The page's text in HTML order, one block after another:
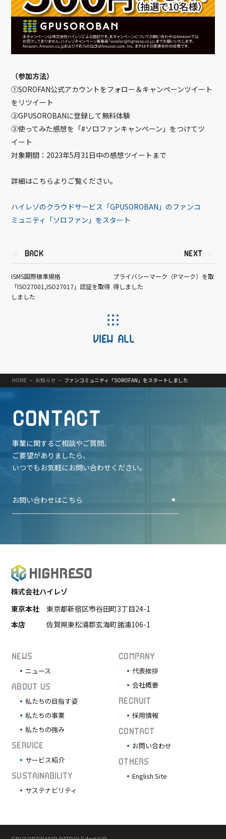
（参加方法）
①SOROFAN公式アカウントをフォロー＆キャンペーンツイート
をリツイート
②GPUSOROBANに登録して無料体験
③使ってみた感想を「#ソロファンキャンペーン」をつけてツ
イート
対象期間：2023年5月31日中の感想ツイートまで
詳細はこちらよりご覧ください。
ハイレゾのクラウドサービス「GPUSOROBAN」のファンコ
ミュニティ「ソロファン」をスタート
BACK
ISMS国際標準規格
「ISO27001,ISO27017」認証を取得
しました
NEXT
プライバシーマーク（Pマーク）を取
得しました
VIEW ALL
HOME お知らせ ファンコミュニティ「SOROFAN」をスタートしました
CONTACT
事業に関するご相談やご質問、
ご要望がありましたら、
いつでもお気軽にお問い合わせください。
お問い合わせはこちら
株式会社ハイレゾ
東京本社
東京都新宿区市谷田町3丁目24-1
本店
佐賀県東松浦郡玄海町諸浦106-1
NEWS
ニュース
ABOUT US
私たちの目指す姿
私たちの事業
私たちの強み
SERVICE
サービス紹介
SUSTAINABILITY
サステナビリティ
COMPANY
代表挨拶
会社概要
RECRUIT
採用情報
CONTACT
お問い合わせ
OTHERS
English Site